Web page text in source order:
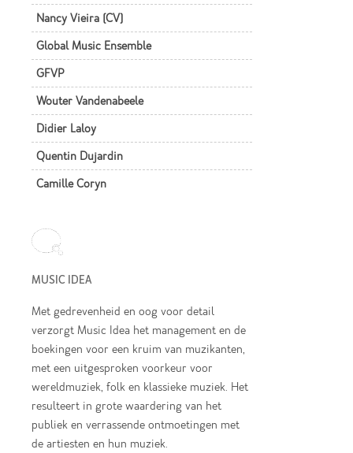
Nancy Vieira (CV)
Global Music Ensemble
GFVP
Wouter Vandenabeele
Didier Laloy
Quentin Dujardin
Camille Coryn
MUSIC IDEA
Met gedrevenheid en oog voor detail
verzorgt Music Idea het management en de
boekingen voor een kruim van muzikanten,
met een uitgesproken voorkeur voor
wereldmuziek, folk en klassieke muziek. Het
resulteert in grote waardering van het
publiek en verrassende ontmoetingen met
de artiesten en hun muziek.